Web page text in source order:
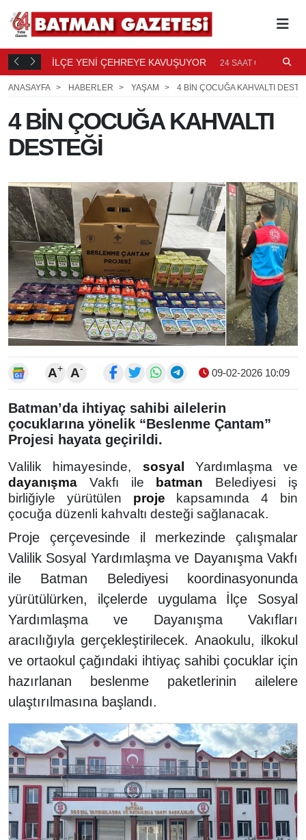
23 İLÇE YENİ ÇEHREYE KAVUŞUYOR 24 SAAT ÖNCE
ANASAYFA
HABERLER YAŞAM 4 BİN ÇOCUĞA KAHVALTI
4 BİN ÇOCUĞA KAHVALTI
DESTEĞİ
A+ A- 09-02-2026 10:09
Batman’da ihtiyaç sahibi ailelerin
çocuklarına yönelik “Beslenme Çantam”
Projesi hayata geçirildi.
Valilik himayesinde, sosyal
Yardımlaşma ve
dayanışma Vakfı ile batman Belediyesi iş
birliğiyle yürütülen proje kapsamında 4 bin
çocuğa düzenli kahvaltı desteği sağlanacak.
Proje çerçevesinde il merkezinde çalışmalar
Valilik Sosyal Yardımlaşma ve Dayanışma Vakfı
ile Batman Belediyesi koordinasyonunda
yürütülürken, ilçelerde uygulama İlçe Sosyal
Yardımlaşma ve Dayanışma Vakıfları
aracılığıyla gerçekleştirilecek. Anaokulu, ilkokul
ve ortaokul çağındaki ihtiyaç sahibi çocuklar için
hazırlanan beslenme paketlerinin ailelere
ulaştırılmasına başlandı.